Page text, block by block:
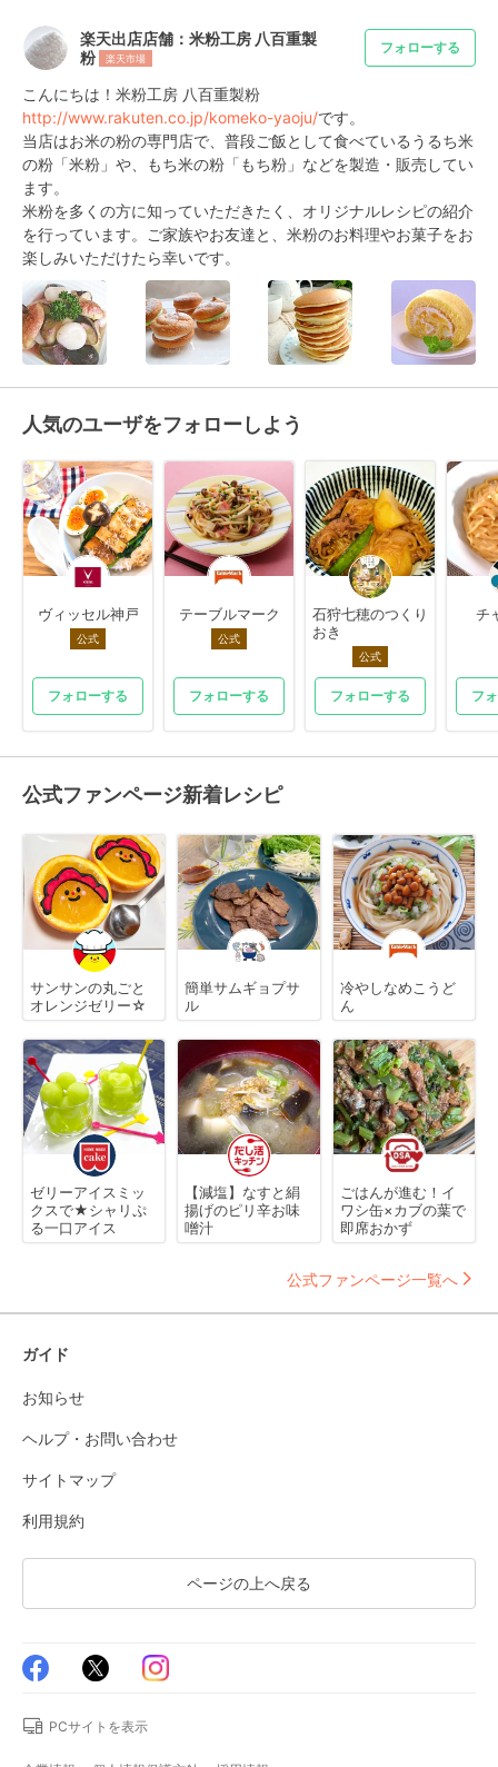
楽天出店店舗：米粉工房 八百重製
粉
楽天市場
フォローする
こんにちは！米粉工房 八百重製粉
http://www.rakuten.co.jp/komeko-yaoju/です。
当店はお米の粉の専門店で、普段ご飯として食べているうるち米
の粉「米粉」や、もち米の粉「もち粉」などを製造・販売してい
ます。
米粉を多くの方に知っていただきたく、オリジナルレシピの紹介
を行っています。ご家族やお友達と、米粉のお料理やお菓子をお
楽しみいただけたら幸いです。
人気のユーザをフォローしよう
ヴィッセル神戸
公式
フォローする
テーブルマーク
公式
フォローする
石狩七穂のつくり
おき
公式
フォローする
チ
フ
公式ファンページ新着レシピ
サンサンの丸ごと
オレンジゼリー☆
簡単サムギョプサ
ル
冷やしなめこうど
ん
ゼリーアイスミッ
クスで★シャリぷ
る一口アイス
【減塩】なすと絹
揚げのピリ辛お味
噌汁
ごはんが進む！イ
ワシ缶×カブの葉で
即席おかず
公式ファンページ一覧へ
ガイド
お知らせ
ヘルプ・お問い合わせ
サイトマップ
利用規約
ページの上へ戻る
PCサイトを表示